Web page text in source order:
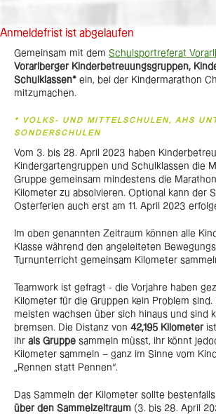
Anmeldefrist ist abgelaufen
Gemeinsam mit dem Schulsportreferat
Vorarlberger Kinderbetreuungsgruppen,
Schulklassen* ein, bei der Kindermarathon
mitzumachen.
* VOLKS- UND MITTELSCHULEN, AHS
SONDERSCHULEN
Vom 3. bis 28. April 2023 haben
Kindergartengruppen und Schulklassen die
Gruppe gemeinsam mindestens die
Kilometer zu absolvieren. Optional kann der
Osterferien auch erst am 11. April 2023
Im oben genannten Zeitraum können alle
Klasse während den angeleiteten
Turnunterricht gemeinsam Kilometer
Teamwork ist gefragt - die Vorjahre haben
Kilometer für die Gruppen kein Problem
meisten wachsen über sich hinaus und sind
bremsen. Die Distanz von 42,195 Kilometerist
ihr als Gruppe sammeln müsst, ihr könnt
Kilometer sammeln – ganz im Sinne vom
„Rennen statt Pennen“.
Das Sammeln der Kilometer sollte bestenfalls
über den Sammelzeitraum (3. bis 28. April